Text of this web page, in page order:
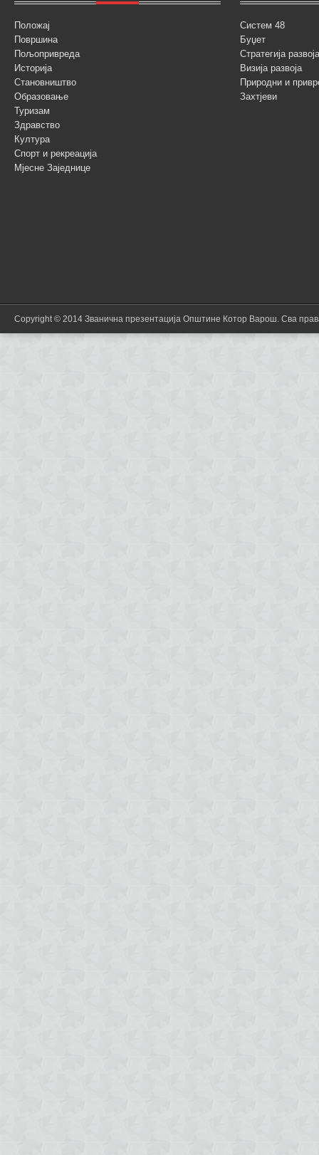
Положај
Површина
Пољопривреда
Историја
Становништво
Образовање
Туризам
Здравство
Култура
Спорт и рекреација
Мјесне Заједнице
Систем 48
Буџет
Стратегија
Визија развоја
Природни и
Захтјеви
Copyright © 2014 Званична презентација Општине Котор Варош. Сва